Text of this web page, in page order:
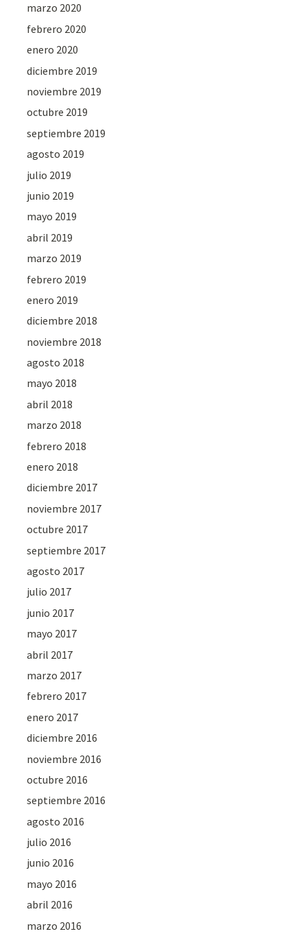
marzo 2020
febrero 2020
enero 2020
diciembre 2019
noviembre 2019
octubre 2019
septiembre 2019
agosto 2019
julio 2019
junio 2019
mayo 2019
abril 2019
marzo 2019
febrero 2019
enero 2019
diciembre 2018
noviembre 2018
agosto 2018
mayo 2018
abril 2018
marzo 2018
febrero 2018
enero 2018
diciembre 2017
noviembre 2017
octubre 2017
septiembre 2017
agosto 2017
julio 2017
junio 2017
mayo 2017
abril 2017
marzo 2017
febrero 2017
enero 2017
diciembre 2016
noviembre 2016
octubre 2016
septiembre 2016
agosto 2016
julio 2016
junio 2016
mayo 2016
abril 2016
marzo 2016